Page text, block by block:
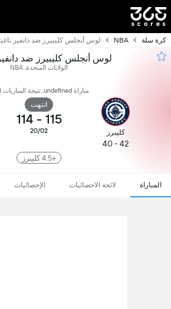
كرة سلة NBA لوس أنجلس كليبيرز ضد دانفير
لوس أنجلس كليبيرز ضد
الولايات المتحدة, NBA
مباراة undefined, نتيجة المباريات 1 - 0
كليبرز
42 - 40
انتهت
115
-
114
20/02
+4.5 كليبرز
المباراة لائحة الاحصائيات الإحصائيات